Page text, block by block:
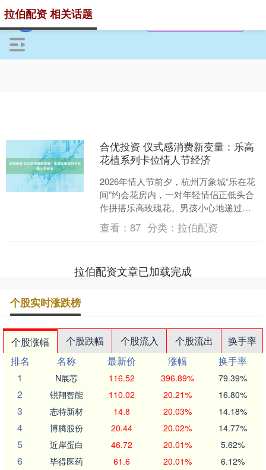
拉伯配资 相关话题
合优投资 仪式感消费新变量：乐高
花植系列卡位情人节经济
2026年情人节前夕，杭州万象城“乐在花
间”约会花房内，一对年轻情侣正低头合
作拼搭乐高玫瑰花。男孩小心地递过一
片花瓣样式的乐高积木，女孩专注地对
照说明书，两人的....
查看：87 分类：拉伯配资
拉伯配资文章已加载完成
个股实时涨跌榜
个股涨幅 个股跌幅 个股流入 个股流出
换手率
排名
名称 最新价 涨幅
换手率
1
N展芯 116.52 396.89% 79.39%
2 锐翔智能 110.02 20.21% 16.80%
3 志特新材 14.8 20.03% 14.18%
4 博腾股份 20.44 20.02% 14.77%
5 近岸蛋白 46.72 20.01% 5.62%
6 毕得医药 61.6 20.01% 6.12%